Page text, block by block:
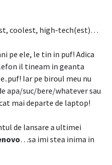
coolest, high-tech(est)…
pe ele, le tin in puf! Adica
il tineam in geanta
Iar pe biroul meu nu
apa/suc/bere/whatever sau
mai departe de laptop!
de lansare a ultimei
…sa imi stea inima in